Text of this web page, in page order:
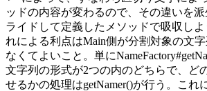
ッドの内容が変わるので、その違いを
ライドして定義したメソッドで吸収しよ
れによる利点はMain側が分割対象の文
なくてよいこと。単に
文字列の形式が2つの内のどちらで、ど
せるかの処理はgetNamer()が行う。これ